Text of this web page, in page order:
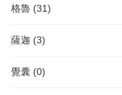
格魯 (31)
薩迦 (3)
覺囊 (0)